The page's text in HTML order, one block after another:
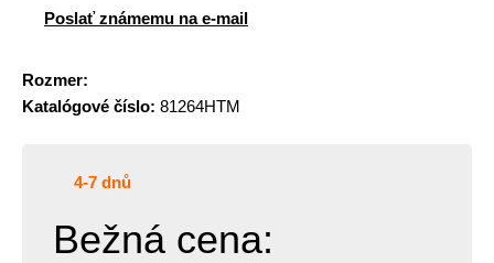
Poslať známemu na e-mail
Rozmer:
Katalógové číslo: 81264HTM
4-7 dnů
Bežná cena: